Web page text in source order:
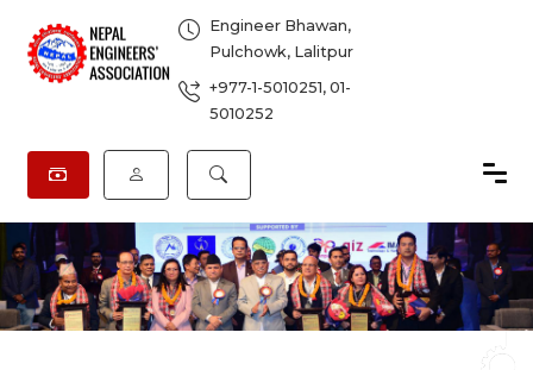
Engineer Bhawan,
Pulchowk, Lalitpur
+977-1-5010251,01-
5010252